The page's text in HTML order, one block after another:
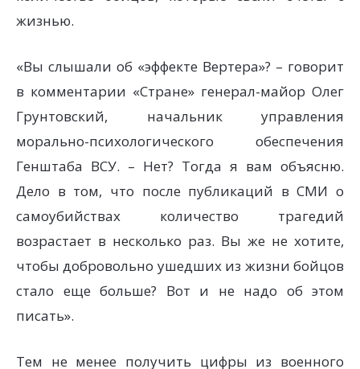
жизнью.
«Вы слышали об «эффекте Вертера»? – говорит
в комментарии «Стране» генерал-майор Олег
Грунтовский, начальник управления
морально-психологического обеспечения
Генштаба ВСУ. – Нет? Тогда я вам объясню.
Дело в том, что после публикаций в СМИ о
самоубийствах количество трагедий
возрастает в несколько раз. Вы же не хотите,
чтобы добровольно ушедших из жизни бойцов
стало еще больше? Вот и не надо об этом
писать».
Тем не менее получить цифры из военного